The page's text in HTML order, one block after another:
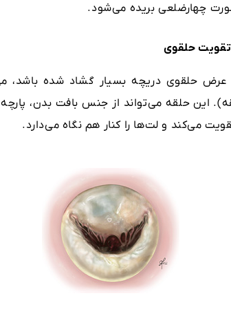
چهارضلعی بریده می‌شود.
تقویت حلقوی
عرض حلقوی دریچه بسیار گشاد شده
این حلقه می‌تواند از جنس بافت بدن،
می‌کند و لت‌ها را کنار هم نگاه می‌دارد.